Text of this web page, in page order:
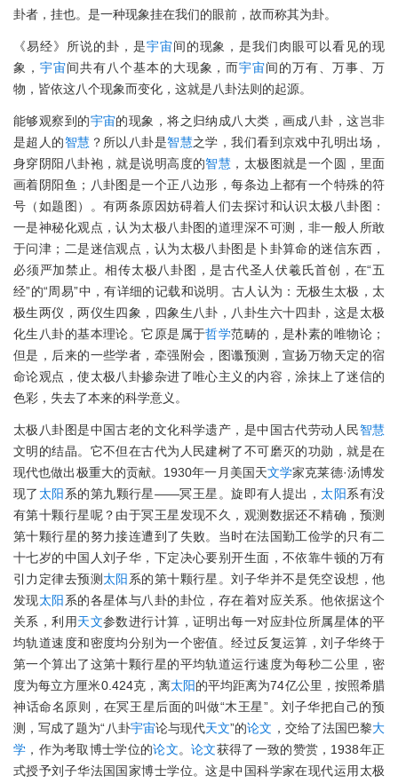
卦者，挂也。是一种现象挂在我们的眼前，故而称其为卦。
《易经》所说的卦，是宇宙间的现象，是我们肉眼可以看见的现
象， 宇宙间共有八个基本的大现象，而宇宙间的万有、万事、万
物，皆依这八个现象而变化，这就是八卦法则的起源。
能够观察到的宇宙的现象，将之归纳成八大类，画成八卦，这岂非
是超人的智慧 ？所以八卦是智慧之学，我们看到京戏中孔明出场，
身穿阴阳八卦袍，就是说明高度的智慧 ，太极图就是一个圆，里面
画着阴阳鱼；八卦图是一个正八边形，每条边上都有一个特殊的符
号（如题图）。有两条原因妨碍着人们去探讨和认识太极八卦图：
一是神秘化观点，认为太极八卦图的道理深不可测，非一般人所敢
于问津；二是迷信观点，认为太极八卦图是卜卦算命的迷信东西，
必须严加禁止。相传太极八卦图，是古代圣人伏羲氏首创，在“五
经”的“周易”中，有详细的记载和说明。古人认为：无极生太极，太
极生两仪，两仪生四象，四象生八卦，八卦生六十四卦，这是太极
化生八卦的基本理论。它原是属于哲学范畴的，是朴素的唯物论；
但是，后来的一些学者，牵强附会，图谶预测，宣扬万物天定的宿
命论观点，使太极八卦掺杂进了唯心主义的内容，涂抹上了迷信的
色彩，失去了本来的科学意义。
太极八卦图是中国古老的文化科学遗产，是中国古代劳动人民智慧
文明的结晶。它不但在古代为人民建树了不可磨灭的功勋，就是在
现代也做出极重大的贡献。1930年一月美国天文学家克莱德·汤博发
现了 太阳系的第九颗行星——冥王星。旋即有人提出， 太阳系有没
有第十颗行星呢？由于冥王星发现不久，观测数据还不精确，预测
第十颗行星的努力接连遭到了失败。当时在法国勤工俭学的只有二
十七岁的中国人刘子华，下定决心要别开生面，不依靠牛顿的万有
引力定律去预测 太阳系的第十颗行星。刘子华并不是凭空设想，他
发现太阳系的各星体与八卦的卦位，存在着对应关系。他依据这个
关系，利用天文参数进行计算，证明出每一对应卦位所属星体的平
均轨道速度和密度均分别为一个密值。经过反复运算，刘子华终于
第一个算出了这第十颗行星的平均轨道运行速度为每秒二公里，密
度为每立方厘米0.424克，离太阳的平均距离为74亿公里，按照希腊
神话命名原则，在冥王星后面的叫做“木王星”。刘子华把自己的预
测，写成了题为“八卦宇宙论与现代天文”的论文 ，交给了法国巴黎大
学 ，作为考取博士学位的论文。论文获得了一致的赞赏，1938年正
式授予刘子华法国国家博士学位。这是中国科学家在现代运用太极